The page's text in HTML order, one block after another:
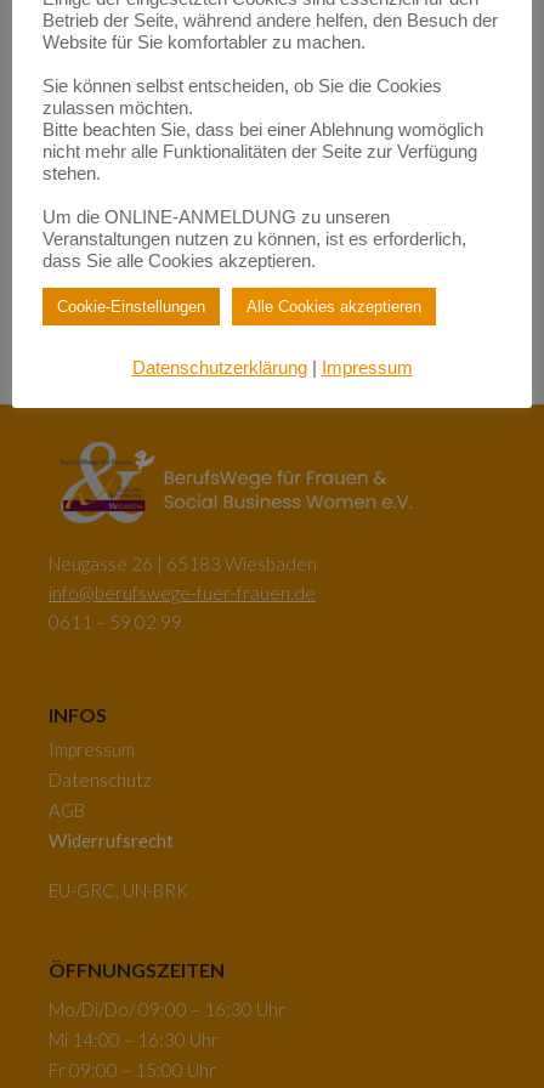
werden | BerufsWege für Frauen e.V.
zuEigenlob stimmt!
werden | BerufsWege für Frauen e.V.
zuFundraisende – die „Eier-legenden Woll-Milch-Säue“
Empowerment durch Mentoring: Wie Migrantinnen gestärkt
werden | BerufsWege für Frauen e.V.
zuFemale Empowerment im Main Kinzig Kreis
Be happy – so werden Sie glücklich im Beruf!| BerufsWege für
Frauen e.V.
Eigenlob stimmt!
Be happy – so werden Sie glücklich im Beruf!| BerufsWege für
Frauen e.V.
Female Empowerment im Main Kinzig Kreis
Neugasse 26 | 65183 Wiesbaden
info@berufswege-fuer-frauen.de
0611 – 59 02 99
INFOS
Impressum
Datenschutz
AGB
Widerrufsrecht
EU-GRC, UN-BRK
ÖFFNUNGSZEITEN
Mo/Di/Do/ 09:00 – 16:30 Uhr
Mi 14:00 – 16:30 Uhr
Fr 09:00 – 15:00 Uhr
Betrieb der Seite, während andere helfen, den Besuch der
Website für Sie komfortabler zu machen.
Sie können selbst entscheiden, ob Sie die Cookies
zulassen möchten.
Bitte beachten Sie, dass bei einer Ablehnung womöglich
nicht mehr alle Funktionalitäten der Seite zur Verfügung
stehen.
Um die ONLINE-ANMELDUNG zu unseren
Veranstaltungen nutzen zu können, ist es erforderlich,
dass Sie alle Cookies akzeptieren.
Cookie-Einstellungen Alle Cookies akzeptieren
Datenschutzerklärung| Impressum